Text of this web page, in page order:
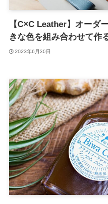
【C×C Leather】オーダ
きな色を組み合わせて作
2023年6月30日